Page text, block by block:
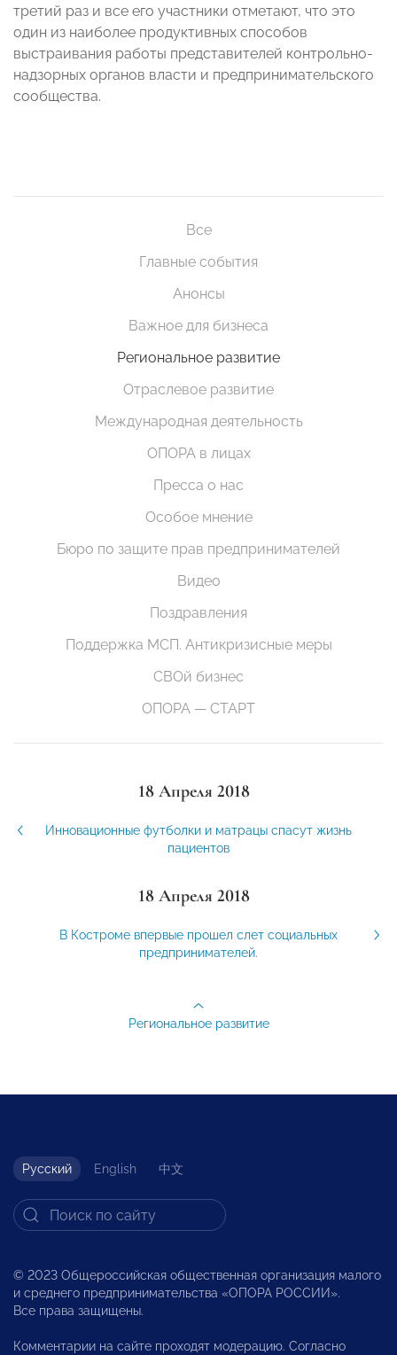
третий раз и все его участники отметают, что это
один из наиболее продуктивных способов
выстраивания работы представителей контрольно-
надзорных органов власти и предпринимательского
сообщества.
Все
Главные события
Анонсы
Важное для бизнеса
Региональное развитие
Отраслевое развитие
Международная деятельность
ОПОРА в лицах
Пресса о нас
Особое мнение
Бюро по защите прав предпринимателей
Видео
Поздравления
Поддержка МСП. Антикризисные меры
СВОй бизнес
ОПОРА — СТАРТ
18 Апреля 2018
Инновационные футболки и матрацы спасут жизнь
пациентов
18 Апреля 2018
В Костроме впервые прошел слет социальных
предпринимателей.
Региональное развитие
Русский English 中文
© 2023 Общероссийская общественная организация малого
и среднего предпринимательства «ОПОРА РОССИИ».
Все права защищены.
Комментарии на сайте проходят модерацию. Согласно